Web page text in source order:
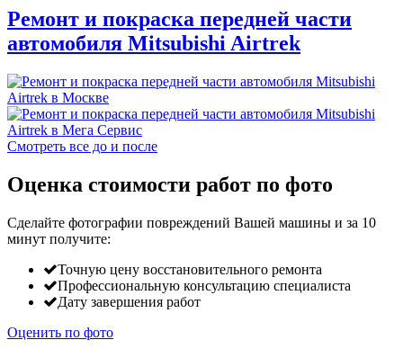
Ремонт и покраска передней части
автомобиля Mitsubishi Airtrek
Смотреть все до и после
Оценка стоимости работ по фото
Сделайте фотографии повреждений Вашей машины и за 10
минут получите:
Точную цену восстановительного ремонта
Профессиональную консультацию специалиста
Дату завершения работ
Оценить по фото